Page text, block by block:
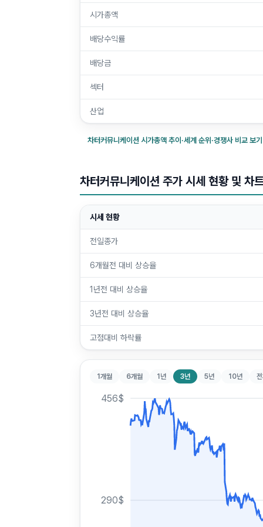
시가총액
배당수익률
배당금
섹터
산업
차터커뮤니케이션 시가총액 추이·세계 순위·경쟁사 비교 보
차터커뮤니케이션 주가 시세 현황 및 차
시세 현황
전일종가
6개월전 대비 상승율
1년전 대비 상승율
3년전 대비 상승율
고점대비 하락률
1개월 6개월 1년 3년 5년 10년
456$
290$